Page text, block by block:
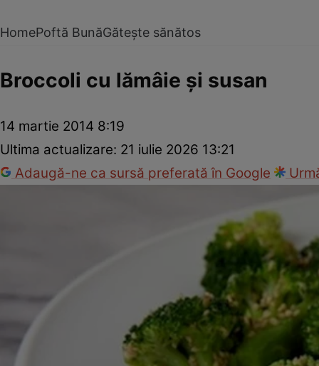
HomePoftă BunăGătește sănătos
Broccoli cu lămâie şi susan
14 martie 2014 8:19
Ultima actualizare: 21 iulie 2026 13:21
Adaugă-ne ca sursă preferată în Google